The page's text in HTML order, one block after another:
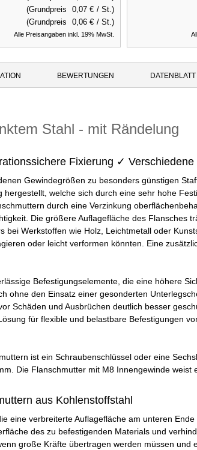
(Grundpreis 0,07 € / St.)
(Grundpreis 0,06 € / St.)
Alle Preisangaben inkl. 19% MwSt.
BEWERTUNGEN DATENBLATT
Stahl - mit Rändelung
Fixierung ✓
Gewindegrößen zu besonders günstigen
hergestellt, welche sich durch eine sehr hohe
durch eine Verzinkung
Die größere Auflagefläche des Flansches
bei Werkstoffen wie Holz, Leichtmetall oder
oder leicht verformen könnten. Eine
Befestigungselemente, die eine höhere
ohne den Einsatz einer gesonderten
Schäden und Ausbrüchen deutlich besser
für flexible und belastbare Befestigungen
ist ein Schraubenschlüssel oder eine
Die Flanschmutter mit M8 Innengewinde weist
aus Kohlenstoffstahl
eine verbreiterte Auflagefläche am unteren
des zu befestigenden Materials und
große Kräfte übertragen werden müssen und